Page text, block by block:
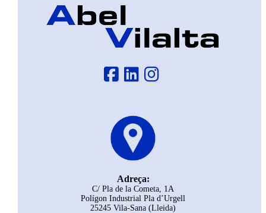
Adreça:
C/ Pla de la Cometa, 1A
Polígon Industrial Pla d’Urgell
25245 Vila-Sana (Lleida)